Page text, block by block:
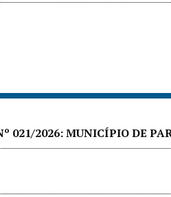
021/2026: MUNICÍPIO DE